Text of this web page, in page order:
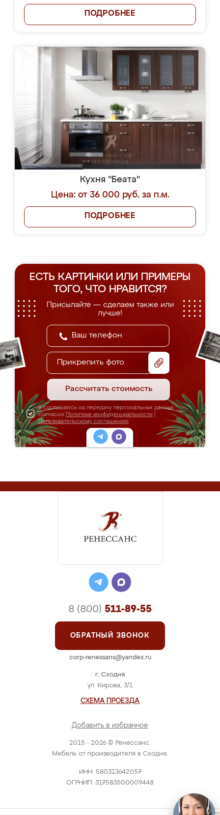
ПОДРОБНЕЕ
Кухня "Беата"
Цена: от 36 000 руб. за п.м.
ПОДРОБНЕЕ
ЕСТЬ КАРТИНКИ ИЛИ ПРИМЕРЫ
ТОГО, ЧТО НРАВИТСЯ?
Присылайте — сделаем также или
лучше!
Прикрепить фото
Рассчитать стоимость
Я соглашаюсь на передачу персональных данных
согласно Политике конфиденциальности
Пользовательскому соглашению
2015 - 2026 © Ренессанс.
Мебель от производителя в Сходне.
ИНН: 580313642057
ОГРНИП: 317583500009448
г. Сходня
ул. Кирова, 3/1
СХЕМА ПРОЕЗДА
Добавить в избранное
8 (800) 511-89-55
ОБРАТНЫЙ ЗВОНОК
corp-renessans@yandex.ru